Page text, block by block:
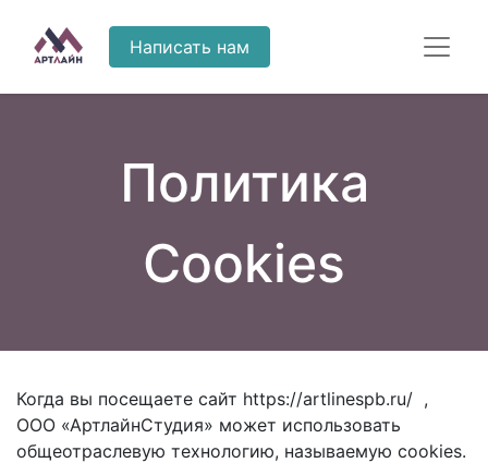
Написать нам
Политика
Cookies
Когда вы посещаете сайт https://artlinespb.ru/ ,
ООО «АртлайнСтудия» может использовать
общеотраслевую технологию, называемую cookies.